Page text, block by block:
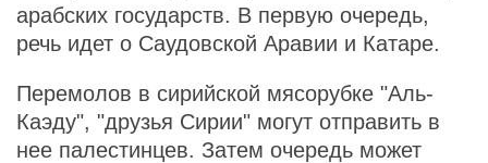
арабских государств. В первую очередь,
речь идет о Саудовской Аравии и Катаре.
Перемолов в сирийской мясорубке "Аль-
Каэду", "друзья Сирии" могут отправить в
нее палестинцев. Затем очередь может